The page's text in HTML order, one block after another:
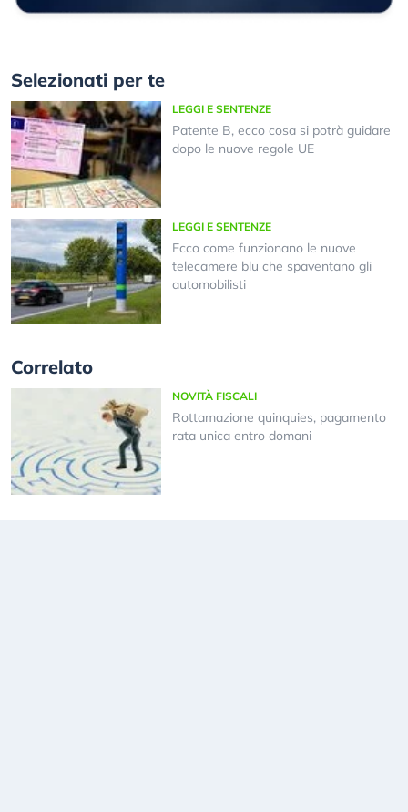
Selezionati per te
LEGGI E SENTENZE
Patente B, ecco cosa si potrà guidare
dopo le nuove regole UE
LEGGI E SENTENZE
Ecco come funzionano le nuove
telecamere blu che spaventano gli
automobilisti
Correlato
NOVITÀ FISCALI
Rottamazione quinquies, pagamento
rata unica entro domani